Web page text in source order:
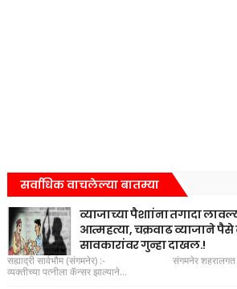
सर्वाधिक वाचलेल्या बातम्या
व्याजाच्या पैशाांना तगादा
आत्महत्या, चक्रवाढ व्याजाने
सावकारांवर गुन्हा दाखल.!
सह्याद्री सार्वभौम (संगमनेर) :- संगमनेर शहरालगत
व्यक्तीच्या पत्नीला कॅन्सर झाल्याने...